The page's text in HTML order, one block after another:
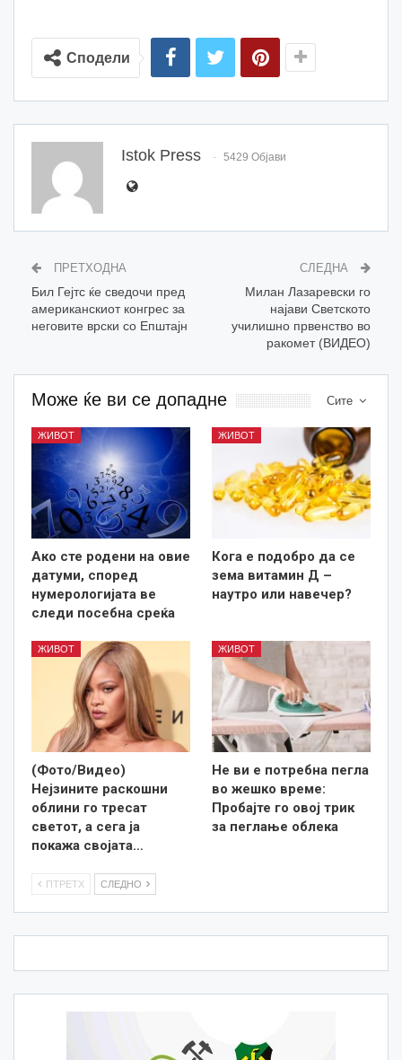
Сподели
Istok Press 5429 Објави
ПРЕТХОДНА
Бил Гејтс ќе сведочи пред
американскиот конгрес за
неговите врски со Епштајн
СЛЕДНА
Милан Лазаревски го
најави Светското
училишно првенство во
ракомет (ВИДЕО)
Сите
Може ќе ви се допадне
ЖИВОТ
Ако сте родени на овие
датуми, според
нумерологијата ве
следи посебна среќа
ЖИВОТ
Кога е подобро да се
зема витамин Д –
наутро или навечер?
ЖИВОТ
(Фото/Видео)
Нејзините раскошни
облини го тресат
светот, а сега ја
покажа својата…
ЖИВОТ
Не ви е потребна пегла
во жешко време:
Пробајте го овој трик
за пеглање облека
ПТРЕТХ СЛЕДНО